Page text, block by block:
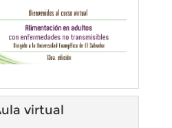
virtual